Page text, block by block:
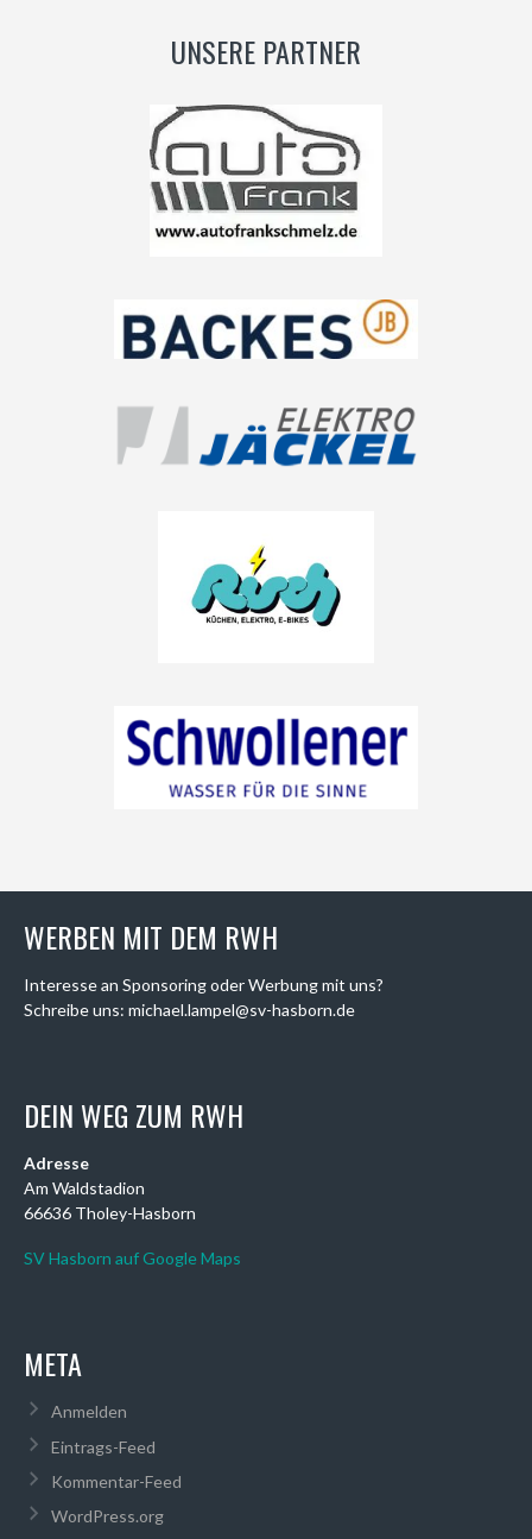
UNSERE PARTNER
WERBEN MIT DEM RWH
Interesse an Sponsoring oder Werbung mit uns?
Schreibe uns: michael.lampel@sv-hasborn.de
DEIN WEG ZUM RWH
Adresse
Am Waldstadion
66636 Tholey-Hasborn
SV Hasborn auf Google Maps
META
Anmelden
Eintrags-Feed
Kommentar-Feed
WordPress.org